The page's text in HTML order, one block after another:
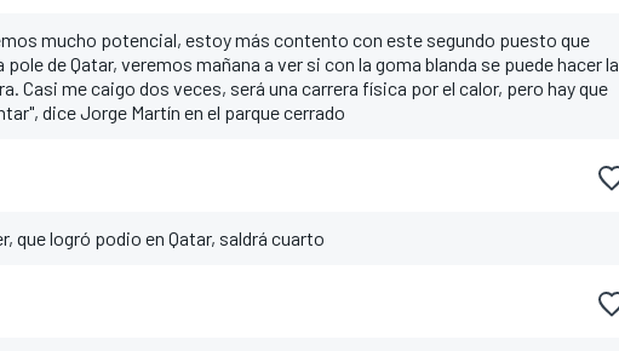
mucho potencial, estoy más contento con este segundo puesto que
pole de Qatar, veremos mañana a ver si con la goma blanda se puede hacer la
Casi me caigo dos veces, será una carrera física por el calor, pero hay que
dice Jorge Martín en el parque cerrado
que logró podio en Qatar, saldrá cuarto